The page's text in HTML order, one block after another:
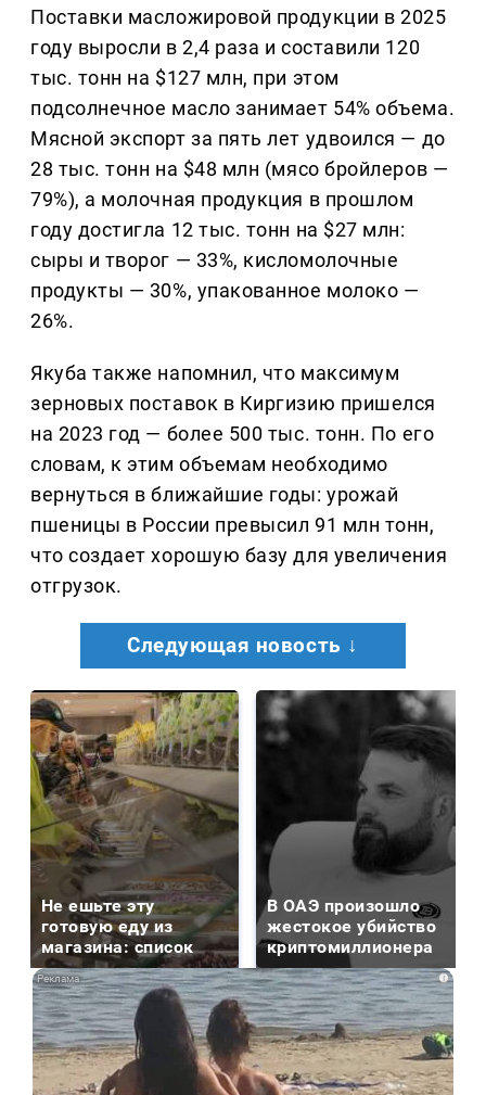
Поставки масложировой продукции в 2025
году выросли в 2,4 раза и составили 120
тыс. тонн на $127 млн, при этом
подсолнечное масло занимает 54% объема.
Мясной экспорт за пять лет удвоился — до
28 тыс. тонн на $48 млн (мясо бройлеров —
79%), а молочная продукция в прошлом
году достигла 12 тыс. тонн на $27 млн:
сыры и творог — 33%, кисломолочные
продукты — 30%, упакованное молоко —
26%.
Якуба также напомнил, что максимум
зерновых поставок в Киргизию пришелся
на 2023 год — более 500 тыс. тонн. По его
словам, к этим объемам необходимо
вернуться в ближайшие годы: урожай
пшеницы в России превысил 91 млн тонн,
что создает хорошую базу для увеличения
отгрузок.
Следующая новость ↓
Не ешьте эту
готовую еду из
магазина: список
В ОАЭ произошло
жестокое убийство
криптомиллионера
i